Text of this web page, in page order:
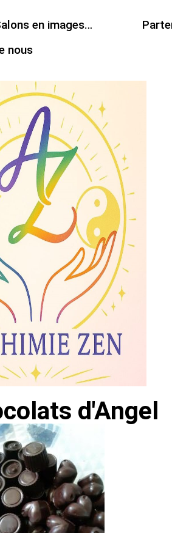
en images…
nous
d'Angel